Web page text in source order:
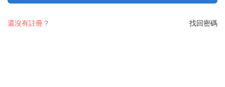
找回密碼
還沒有註冊？